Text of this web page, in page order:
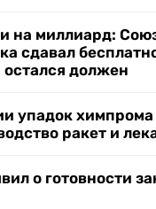
на миллиард:
сдавал
должен
упадок химпрома
ракет и
о готовности